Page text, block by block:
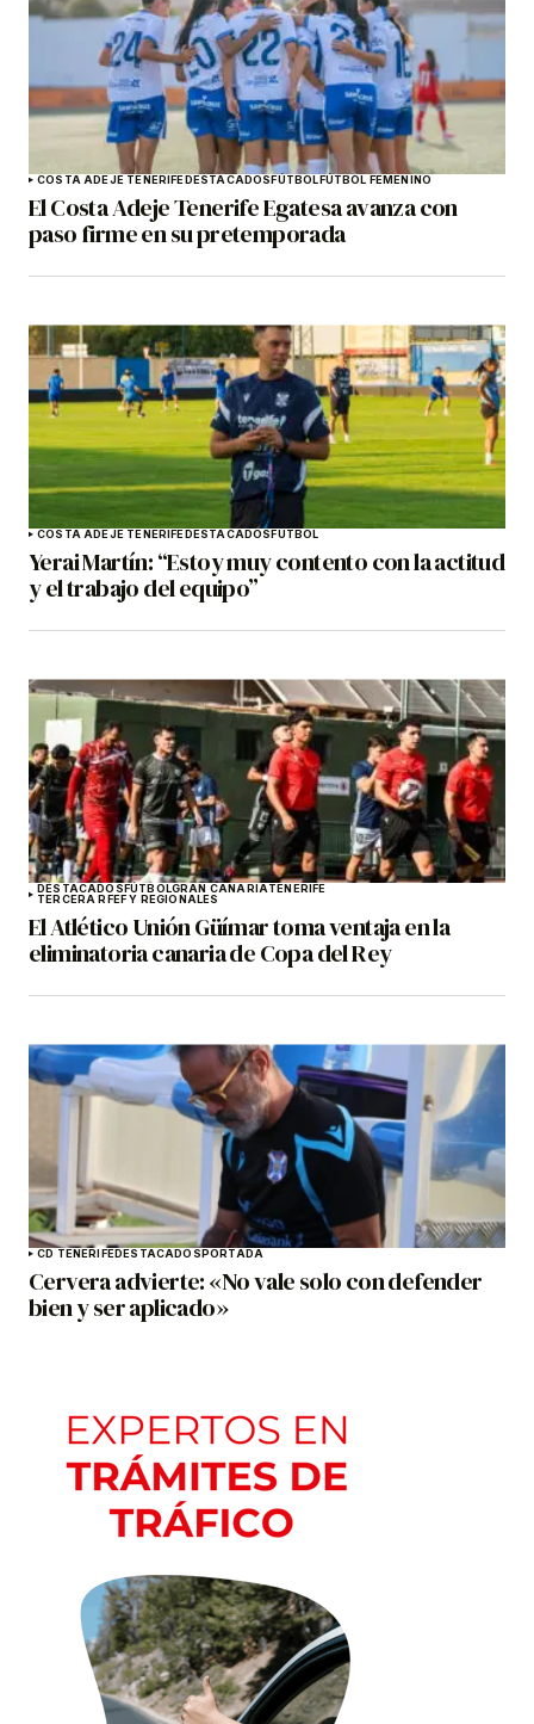
COSTA ADEJE TENERIFE DESTACADOS FÚTBOL FÚTBOL FEMENINO
El Costa Adeje Tenerife Egatesa avanza con
paso firme en su pretemporada
COSTA ADEJE TENERIFE DESTACADOS FÚTBOL
Yerai Martín: “Estoy muy contento con la actitud
y el trabajo del equipo”
DESTACADOS FÚTBOLGRAN CANARIATENERIFE
TERCERA RFEF Y REGIONALES
El Atlético Unión Güímar toma ventaja en la
eliminatoria canaria de Copa del Rey
CD TENERIFEDESTACADOS PORTADA
Cervera advierte: «No vale solo con defender
bien y ser aplicado»